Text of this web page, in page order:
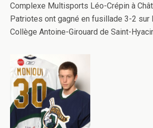
Complexe Multisports Léo-Crépin à
Patriotes ont gagné en fusillade 3-2 sur
Collège Antoine-Girouard de Saint-